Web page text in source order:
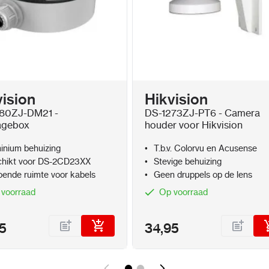
Afmetingen: 315
DM21 -
behuizing
voor DS-2CD23XX
ruimte voor kabels
Hikvision
DS-1273ZJ-PT6 - Camera
houder voor Hikvision
T.b.v. Colorvu en Acusense
Stevige behuizing
Geen druppels op de lens
Op voorraad
34,95